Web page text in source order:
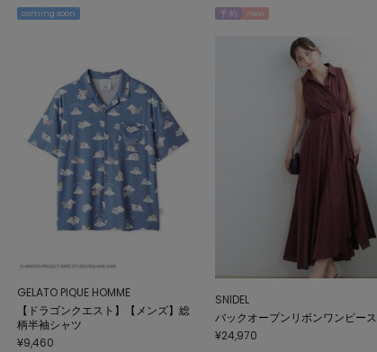
coming soon
GELATO PIQUE HOMME
【ドラゴンクエスト】【メンズ】総
柄半袖シャツ
¥9,460
予 約 new
SNIDEL
バックオープンリボンワンピース
¥24,970